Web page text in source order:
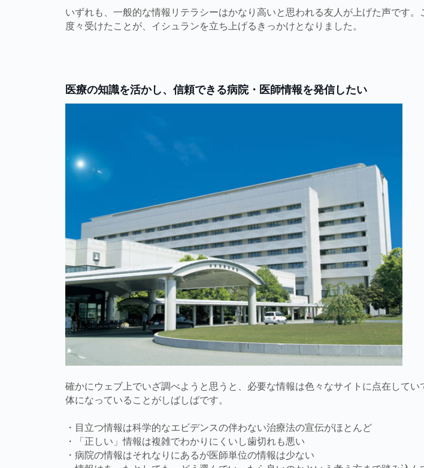
いずれも、一般的な情報リテラシーはかなり高いと思われる友人が上げた声です
度々受けたことが、イシュランを立ち上げるきっかけとなりました。
医療の知識を活かし、信頼できる病院・医師情報を発信したい
確かにウェブ上でいざ調べようと思うと、必要な情報は色々なサイトに点在して
体になっていることがしばしばです。
・目立つ情報は科学的なエビデンスの伴わない治療法の宣伝がほとんど
・「正しい」情報は複雑でわかりにくいし歯切れも悪い
・病院の情報はそれなりにあるが医師単位の情報は少ない